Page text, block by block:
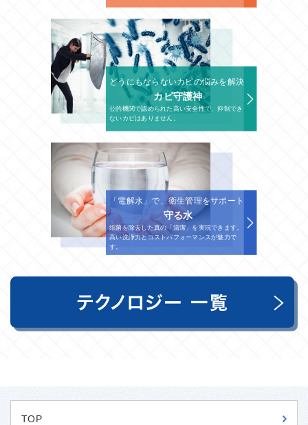
どうにもならないカビの悩みを解決
カビ守護神
公的機関で認められた高い安全性で、抑制でき
ないカビはありません。
「電解水」で、衛生管理をサポート
守る水
細菌を除去した真の「清潔」を実現できます。
高い洗浄力とコストパフォーマンスが魅力で
す。
TOP